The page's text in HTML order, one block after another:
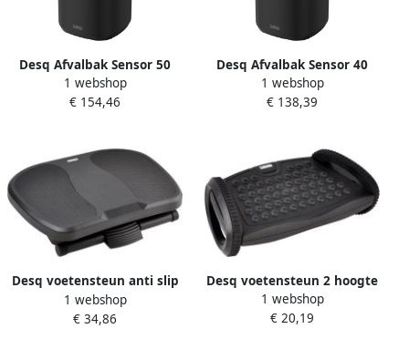
Desq Afvalbak Sensor 50
liter RVS zwart
1 webshop
€ 154,46
Desq Afvalbak Sensor 40
liter RVS zwart
1 webshop
€ 138,39
Desq voetensteun anti slip
3 hoogte standen zwart
1 webshop
€ 34,86
Desq voetensteun 2 hoogte
standen schommel zwart
1 webshop
€ 20,19